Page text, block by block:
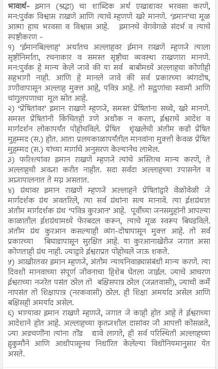
भावार्थ- इमान (श्रद्धा) चा शाब्दिक अर्थ एखाद्यावर भरवसा करणे,
मन:पुर्वक विश्वास राखणे आणि त्याचे म्हणणे खरे मानणे. ‘इमान’चा मूळ
आत्मा हाच भरवसा व विश्वास आहे. इमानचे वेगवेगळे संदर्भ व त्याचे
स्पष्टीकरण -
१) ‘ईमानबिल्लाह’ अर्थातच अल्लाहवर ईमान राखणे म्हणजे त्याला
सृष्टीनिर्माता, रचनाकार व समस्त सृष्टीचा व्यवस्था राखणारा मानणे.
मन:पुर्वक हे मान्य केले जावे की या सर्व बाबीमध्ये अल्लाहचा कोणीही
सहभागी नाही. आणि हे मानले जावे की सर्व प्रकारच्या व्यंगदोष,
उणीवापासून अल्लाह मुक्त आहे, पवित्र आहे. तो सद्गुणांचा स्वामी आणि
चांगुलपणाचा मूल स्रोत आहे.
२) ‘प्रेषितांवर’ इमान राखणे म्हणजे, समस्त प्रेषितांना सच्चे, खरे मानणे.
समस्त प्रेषितांनी किंचितही उणे अधीक न करता, ईश्वराचे आदेश व
मार्गदर्शन लोकापर्यंत पोहोचविले. प्रेषित शृंखलेची अंतीम कडी प्रेषित
मुहम्मद (स.) होत. आता प्रलयकाळापर्यंतील मानवांना मुक्ती केवळ प्रेषित
मुहम्मद (स.) यांच्या मार्गाचे अनुसरण केल्यानेच लाभेल.
३) फरिश्त्यांवर इमान राखणे म्हणजे त्यांचे अस्तित्व मान्य करणे, ते
अल्लाहची अवज्ञा करीत नाहीत. सदा सर्वदा अल्लाहच्या उपासनेत व
आज्ञापालनात ते मग्न असतात.
४) ग्रंथावर इमान राखणे म्हणजे अल्लाहने प्रेषितांद्वारे वेळोवेळी जे
मार्गदर्शक ग्रंथ अवतरिले, त्या सर्व ग्रंथांना सत्य मानावे. त्या ईशग्रंथात
अंतीम मार्गदर्शक ग्रंथ ‘पवित्र कुरआन’ आहे. पूर्वीच्या जनसमुहांनी आपल्या
काळातील ईशग्रंथामध्ये फेरबदल करून, त्याचे मूळ स्वरूप बिघडविले.
अंतीम ग्रंथ कुरआन कसल्याही व्यंग-दोषापासून मुक्त आहे. तो सर्व
प्रकारच्या बिघाडापासून सुरक्षित आहे. या कुरआनाखेरीज जगात असा
कोणताही ग्रंथ नाही. ज्याद्वारे ईश्वराप्रत पोहोचले जाऊ शकते.
५) आखीरतवर इमान म्हणजे, अंतीम न्यायनिवाड्यासंबंधी मान्य करणे. त्या
दिवशी मानवाच्या संपूर्ण जीवनाचा हिशेब घेतला जाईल. ज्याचे आचरण
ईश्वराच्या नजरेत पसंत ठरेल तो बक्षिसपात्र ठरेल (जन्नतवासी), ज्याची कर्मे
नापसंत तो शिक्षापात्र (नरकवासी) ठरेल. ही शिक्षा अमर्याद असेल आणि
बक्षिसही अमर्याद असेल.
६) भाग्यावर इमान राखणे म्हणजे, जगात जे काही होत आहे ते ईश्वराच्या
आदेशाने होत आहे. अल्लाहच्या कृतज्ञशील दासांवर जी आपत्ती कोसळते,
ज्या अडचणींना त्यांना तोंड द्यावे लागते, ही सर्व परिस्थिती अल्लाहच्या
हुकुमौने आणि आधीपासूनच निर्धारित केलेल्या विधीनियमानुसार येत
असते.